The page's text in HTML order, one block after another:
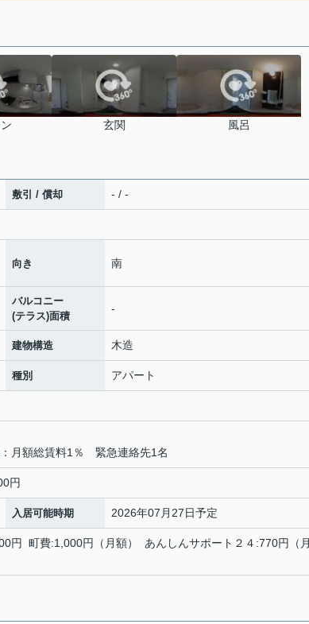
玄関 風呂
敷引 / 償却 - / -
向き 南
バルコニー
(テラス)面積
-
建物構造 木造
種別 アパート
月額総賃料1％ 緊急連絡先1名
円
入居可能時期 2026年07月27日予定
円 町費:1,000円（月額） あんしんサポート２４:770円（